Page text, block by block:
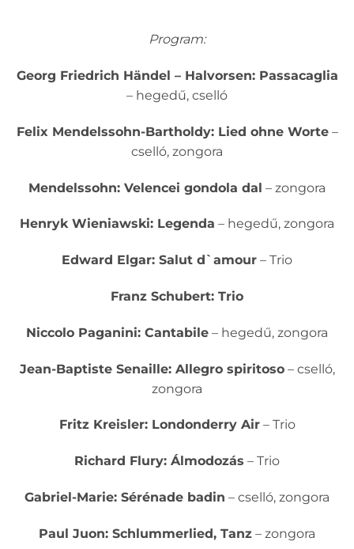
Program:
Georg Friedrich Händel – Halvorsen: Passacaglia
– hegedű, cselló
Felix Mendelssohn-Bartholdy: Lied ohne Worte–
cselló, zongora
Mendelssohn: Velencei gondola dal – zongora
Henryk Wieniawski: Legenda – hegedű, zongora
Edward Elgar: Salut d`amour – Trio
Franz Schubert: Trio
Niccolo Paganini: Cantabile – hegedű, zongora
Jean-Baptiste Senaille: Allegro spiritoso– cselló,
zongora
Fritz Kreisler: Londonderry Air– Trio
Richard Flury: Álmodozás – Trio
Gabriel-Marie: Sérénade badin – cselló, zongora
Paul Juon: Schlummerlied, Tanz – zongora